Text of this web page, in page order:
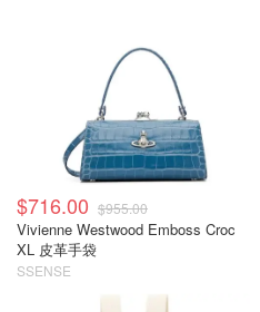
$716.00 $955.00
Vivienne Westwood Emboss Croc
XL 皮革手袋
SSENSE